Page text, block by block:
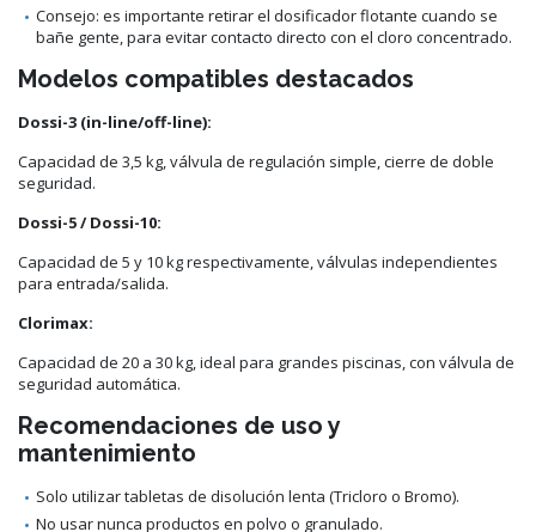
Consejo: es importante retirar el dosificador flotante cuando se
bañe gente, para evitar contacto directo con el cloro concentrado.
Modelos compatibles destacados
Dossi-3 (in-line/off-line):
Capacidad de 3,5 kg, válvula de regulación simple, cierre de doble
seguridad.
Dossi-5 / Dossi-10:
Capacidad de 5 y 10 kg respectivamente, válvulas independientes
para entrada/salida.
Clorimax:
Capacidad de 20 a 30 kg, ideal para grandes piscinas, con válvula de
seguridad automática.
Recomendaciones de uso y
mantenimiento
Solo utilizar tabletas de disolución lenta (Tricloro o Bromo).
No usar nunca productos en polvo o granulado.